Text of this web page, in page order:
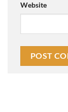
Website